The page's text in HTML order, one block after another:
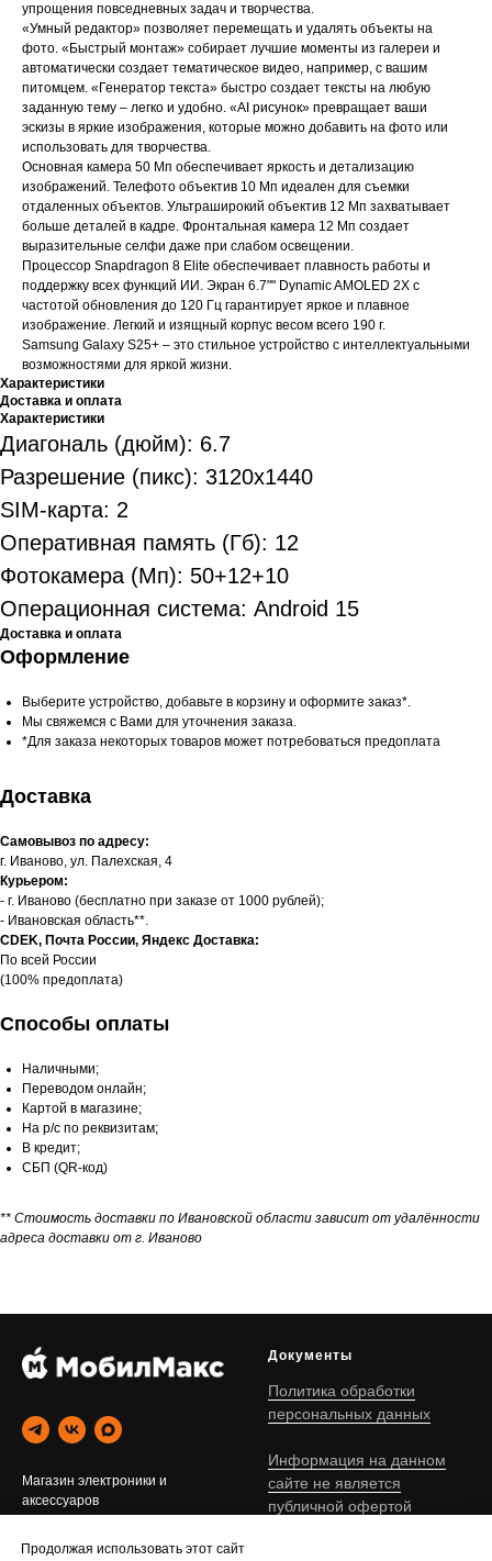
Продолжая использовать этот сайт
упрощения повседневных задач и творчества.
«Умный редактор» позволяет перемещать и удалять объекты на
фото. «Быстрый монтаж» собирает лучшие моменты из галереи и
автоматически создает тематическое видео, например, с вашим
питомцем. «Генератор текста» быстро создает тексты на любую
заданную тему – легко и удобно. «AI рисунок» превращает ваши
эскизы в яркие изображения, которые можно добавить на фото или
использовать для творчества.
Основная камера 50 Мп обеспечивает яркость и детализацию
изображений. Телефото объектив 10 Мп идеален для съемки
отдаленных объектов. Ультраширокий объектив 12 Мп захватывает
больше деталей в кадре. Фронтальная камера 12 Мп создает
выразительные селфи даже при слабом освещении.
Процессор Snapdragon 8 Elite обеспечивает плавность работы и
поддержку всех функций ИИ. Экран 6.7"" Dynamic AMOLED 2X с
частотой обновления до 120 Гц гарантирует яркое и плавное
изображение. Легкий и изящный корпус весом всего 190 г.
Samsung Galaxy S25+ – это стильное устройство с интеллектуальными
возможностями для яркой жизни.
Характеристики
Доставка и оплата
Характеристики
Диагональ (дюйм): 6.7
Разрешение (пикс): 3120x1440
SIM-карта: 2
Оперативная память (Гб): 12
Фотокамера (Мп): 50+12+10
Операционная система: Android 15
Доставка и оплата
Оформление
Выберите устройство, добавьте в корзину и оформите заказ*.
Мы свяжемся с Вами для уточнения заказа.
*Для заказа некоторых товаров может потребоваться предоплата
Доставка
Самовывоз по адресу:
г. Иваново, ул. Палехская, 4
Курьером:
- г. Иваново (бесплатно при заказе от 1000 рублей);
- Ивановская область**.
CDEK, Почта России, Яндекс Доставка:
По всей России
(100% предоплата)
Способы оплаты
Наличными;
Переводом онлайн;
Картой в магазине;
На р/с по реквизитам;
В кредит;
СБП (QR-код)
** Стоимость доставки по Ивановской области зависит от удалённости
адреса доставки от г. Иваново
Магазин электроники и
аксессуаров
Документы
Политика обработки
персональных данных
Информация на данном
сайте не является
публичной офертой